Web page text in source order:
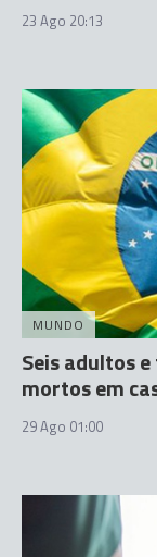
23 Ago 20:13
MUNDO
Seis adultos
mortos em
29 Ago 01:00